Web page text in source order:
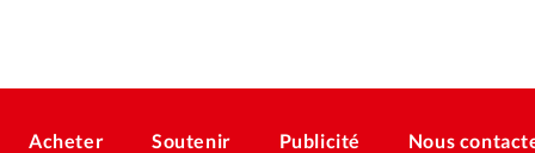
Acheter Soutenir Publicité Nous